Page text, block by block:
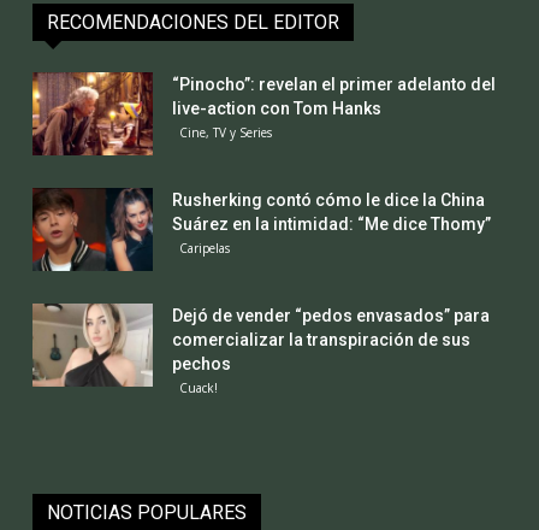
RECOMENDACIONES DEL EDITOR
“Pinocho”: revelan el primer adelanto del
live-action con Tom Hanks
Cine, TV y Series
Rusherking contó cómo le dice la China
Suárez en la intimidad: “Me dice Thomy”
Caripelas
Dejó de vender “pedos envasados” para
comercializar la transpiración de sus
pechos
Cuack!
NOTICIAS POPULARES